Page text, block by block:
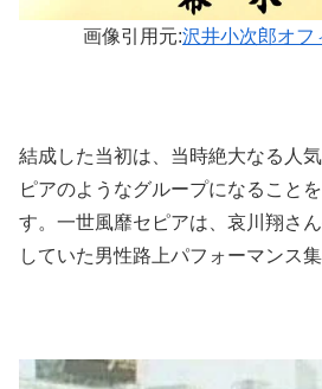
画像引用元:沢井小次郎オフ
結成した当初は、当時絶大なる人
ピアのようなグループになること
す。一世風靡セピアは、哀川翔さ
していた男性路上パフォーマンス集